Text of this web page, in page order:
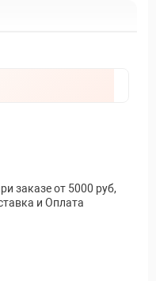
заказе от 5000 руб,
и Оплата